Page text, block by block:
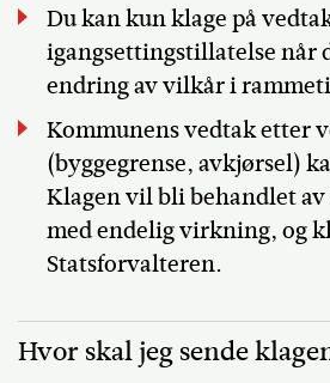
Du kan kun klage på
igangsettingstillatelse når
endring av vilkår i
Kommunens vedtak etter
(byggegrense, avkjørsel)
Klagen vil bli behandlet
med endelig virkning, og
Statsforvalteren.
Hvor skal jeg sende